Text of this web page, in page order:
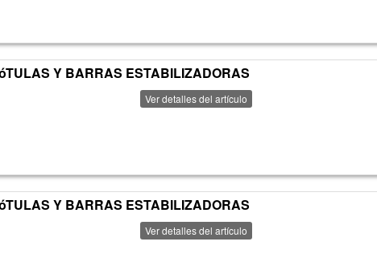
Y BARRAS ESTABILIZADORAS
Ver detalles del artículo
Y BARRAS ESTABILIZADORAS
Ver detalles del artículo